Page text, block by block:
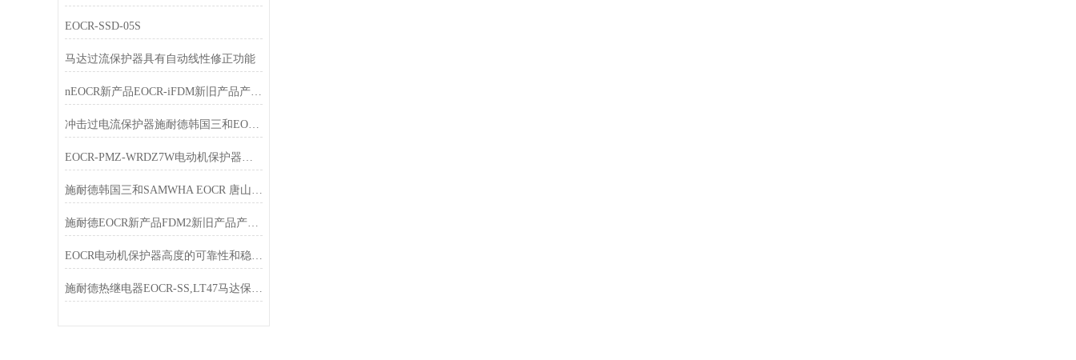
EOCR-SSD-05S
马达过流保护器具有自动线性修正功能
nEOCR新产品EOCR-iFDM新旧产品产品订购代码对应表
冲击过电流保护器施耐德韩国三和EOCRSS
EOCR-PMZ-WRDZ7W电动机保护器介绍及选型
施耐德韩国三和SAMWHA EOCR 唐山韩雅电气五一放假通知
施耐德EOCR新产品FDM2新旧产品产品订购代码对应表
EOCR电动机保护器高度的可靠性和稳定性
施耐德热继电器EOCR-SS,LT47马达保护器